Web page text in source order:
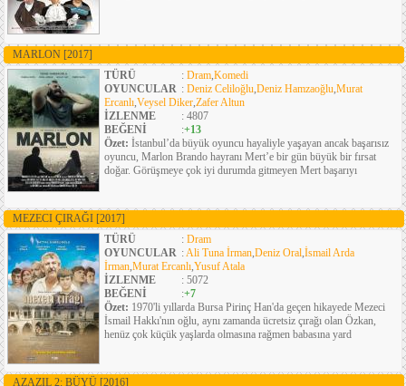
MARLON [2017]
TÜRÜ
: Dram,Komedi
OYUNCULAR : Deniz Celiloğlu,Deniz Hamzaoğlu,Murat
Ercanlı,Veysel Diker,Zafer Altun
İZLENME
: 4807
BEĞENİ
:+13
Özet: İstanbul’da büyük oyuncu hayaliyle yaşayan ancak başarısız
oyuncu, Marlon Brando hayranı Mert’e bir gün büyük bir fırsat
doğar. Görüşmeye çok iyi durumda gitmeyen Mert başarıyı
MEZECI ÇIRAĞI [2017]
TÜRÜ
: Dram
OYUNCULAR :Ali Tuna İrman,Deniz Oral,İsmail Arda
İrman,Murat Ercanlı,Yusuf Atala
İZLENME
: 5072
BEĞENİ
:+7
Özet: 1970'li yıllarda Bursa Pirinç Han'da geçen hikayede Mezeci
İsmail Hakkı'nın oğlu, aynı zamanda ücretsiz çırağı olan Özkan,
henüz çok küçük yaşlarda olmasına rağmen babasına yard
AZAZIL 2: BÜYÜ [2016]